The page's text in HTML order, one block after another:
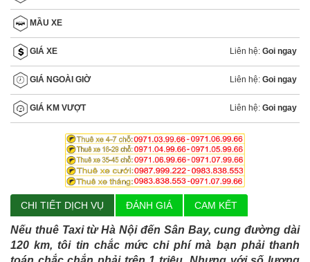
MẦU XE
GIÁ XE Liên hệ: Goi ngay
GIÁ NGOÀI GIỜ Liên hệ: Goi ngay
GIÁ KM VƯỢT Liên hệ: Goi ngay
CHI TIẾT DỊCH VỤ ĐÁNH GIÁ CAM KẾT
Nếu thuê Taxi từ Hà Nội đến Sân Bay, cung đường dài
120 km, tôi tin chắc mức chi phí mà bạn phải thanh